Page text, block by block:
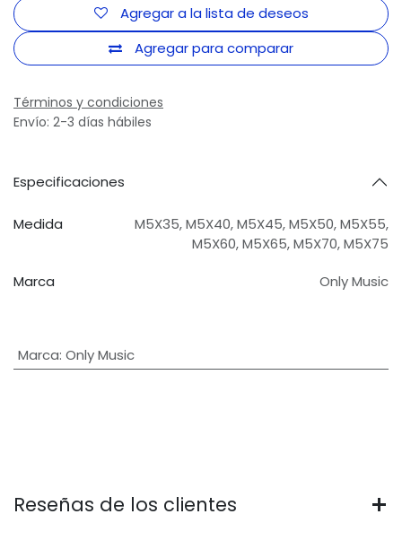
Agregar para comparar
Agregar a la lista de deseos
Términos y condiciones
Envío: 2-3 días hábiles
Especificaciones
Medida M5X35,M5X40,M5X45,M5X50,M5X55,
M5X60,M5X65,M5X70,M5X75
Marca
Only Music
Marca: Only Music
Reseñas de los clientes